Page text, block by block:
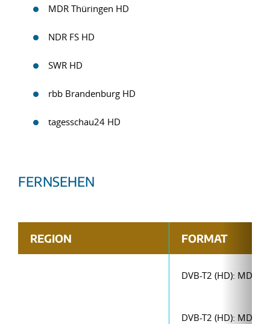
MDR Thüringen HD
NDR FS HD
SWR HD
rbb Brandenburg HD
tagesschau24 HD
FERNSEHEN
REGION FORMAT
DVB-T2 (HD): MDR1
DVB-T2 (HD): MDR1